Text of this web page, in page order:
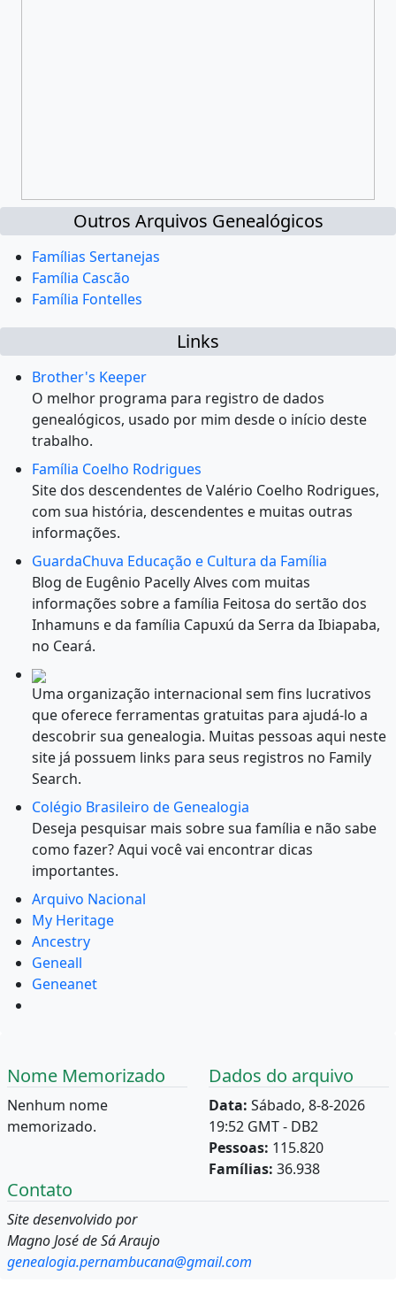
Outros Arquivos Genealógicos
Famílias Sertanejas
Família Cascão
Família Fontelles
Links
Brother's Keeper
O melhor programa para registro de dados
genealógicos, usado por mim desde o início deste
trabalho.
Família Coelho Rodrigues
Site dos descendentes de Valério Coelho Rodrigues,
com sua história, descendentes e muitas outras
informações.
GuardaChuva Educação e Cultura da Família
Blog de Eugênio Pacelly Alves com muitas
informações sobre a família Feitosa do sertão dos
Inhamuns e da família Capuxú da Serra da Ibiapaba,
no Ceará.
Uma organização internacional sem fins lucrativos
que oferece ferramentas gratuitas para ajudá-lo a
descobrir sua genealogia. Muitas pessoas aqui neste
site já possuem links para seus registros no Family
Search.
Colégio Brasileiro de Genealogia
Deseja pesquisar mais sobre sua família e não sabe
como fazer? Aqui você vai encontrar dicas
importantes.
Arquivo Nacional
My Heritage
Ancestry
Geneall
Geneanet
Nome Memorizado
Nenhum nome
memorizado.
Dados do arquivo
Data: Sábado, 8-8-2026
19:52 GMT - DB2
Pessoas: 115.820
Famílias: 36.938
Contato
Site desenvolvido por
Magno José de Sá Araujo
genealogia.pernambucana@gmail.com